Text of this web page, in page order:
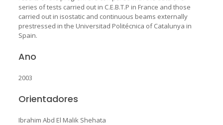
series of tests carried out in C.E.B.T.P in France and those
carried out in isostatic and continuous beams externally
prestressed in the Universitad Politécnica of Catalunya in
Spain.
Ano
2003
Orientadores
Ibrahim Abd El Malik Shehata